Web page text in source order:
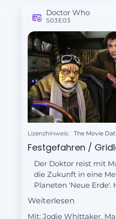
Doctor Who
S03E03
Lizenzhinweis: The Movie
Festgefahren /
Der Doktor reist mit
die Zukunft in eine
Planeten 'Neue Erde'.
beide auf einer
Weiterlesen
Mit: Jodie Whittaker,